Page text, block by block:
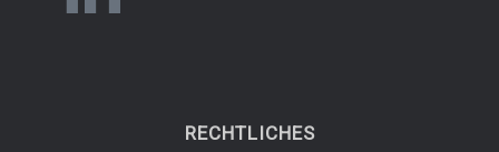
RECHTLICHES